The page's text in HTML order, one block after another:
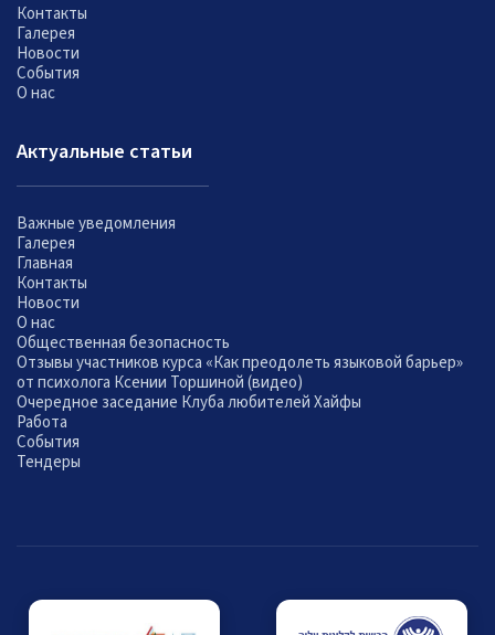
Контакты
Галерея
Новости
События
О нас
Актуальные статьи
Важные уведомления
Галерея
Главная
Контакты
Новости
О нас
Общественная безопасность
Отзывы участников курса «Как преодолеть языковой барьер»
от психолога Ксении Торшиной (видео)
Очередное заседание Клуба любителей Хайфы
Работа
События
Тендеры